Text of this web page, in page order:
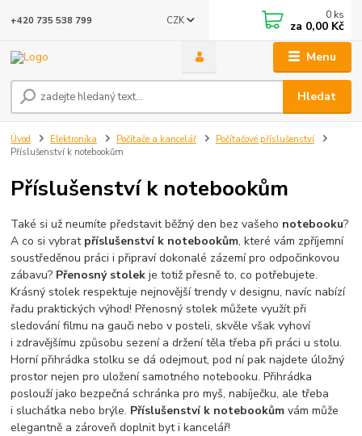
Menu
CZK
Hledat
+420 735 538 799 0 ks
za 0,00 Kč
Úvod Elektronika Počítače a kancelář
Počítačové příslušenství
Příslušenství k notebookům
Příslušenství k notebookům
Také si už neumíte představit běžný den bez vašeho notebooku?
A co si vybrat příslušenství k notebookům, které vám zpříjemní
soustředěnou práci i připraví dokonalé zázemí pro odpočinkovou
zábavu? Přenosný stolek je totiž přesně to, co potřebujete.
Krásný stolek respektuje nejnovější trendy v designu, navíc nabízí
řadu praktických výhod! Přenosný stolek můžete využít při
sledování filmu na gauči nebo v posteli, skvěle však vyhoví
i zdravějšímu způsobu sezení a držení těla třeba při práci u stolu.
Horní přihrádka stolku se dá odejmout, pod ní pak najdete úložný
prostor nejen pro uložení samotného notebooku. Přihrádka
poslouží jako bezpečná schránka pro myš, nabíječku, ale třeba
i sluchátka nebo brýle. Příslušenství k notebookům vám může
elegantně a zároveň doplnit byt i kancelář!